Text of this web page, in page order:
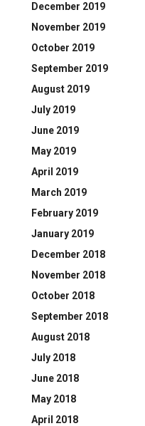
December 2019
November 2019
October 2019
September 2019
August 2019
July 2019
June 2019
May 2019
April 2019
March 2019
February 2019
January 2019
December 2018
November 2018
October 2018
September 2018
August 2018
July 2018
June 2018
May 2018
April 2018